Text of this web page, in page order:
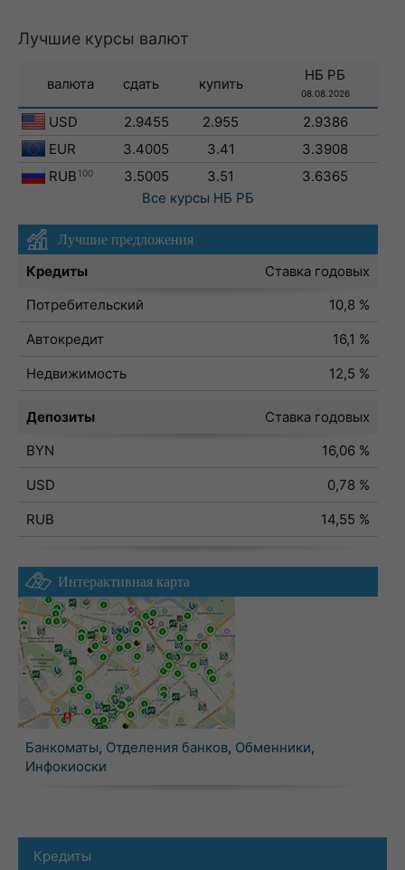
Лучшие курсы валют
валюта сдать купить
НБ РБ
08.08.2026
USD 2.9455 2.955
2.9386
EUR
3.4005 3.41
3.3908
RUB 100 3.5005 3.51
3.6365
Все курсы НБ РБ
Лучшие предложения
Кредиты
Ставка годовых
Потребительский
10,8 %
Автокредит
16,1 %
Недвижимость
12,5 %
Депозиты
Ставка годовых
BYN
16,06 %
USD
0,78 %
RUB
14,55 %
Интерактивная карта
Банкоматы, Отделения банков, Обменники,
Инфокиоски
Кредиты